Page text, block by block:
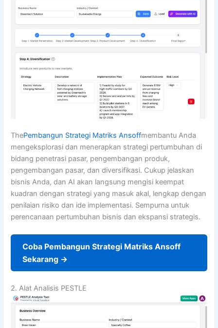
ThePembangun Strategi Matriks Ansoffmembantu Anda
mengeksplorasi dan menerapkan strategi pertumbuhan di
bidang penetrasi pasar, pengembangan produk,
pengembangan pasar, dan diversifikasi. Cukup jelaskan
bisnis Anda, dan AI akan langsung mengisi keempat
kuadran dengan strategi yang masuk akal, lengkap dengan
penilaian risiko dan ide implementasi. Sempurna untuk
perencanaan pertumbuhan bisnis dan ekspansi strategis.
Coba Pembangun Strategi Matriks Ansoff
Sekarang →
2. Alat Analisis PESTLE